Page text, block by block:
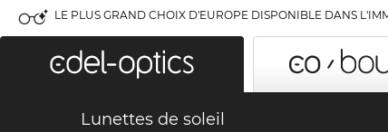
LE PLUS GRAND CHOIX D'EUROPE DISPONIBLE DANS
Lunettes de soleil